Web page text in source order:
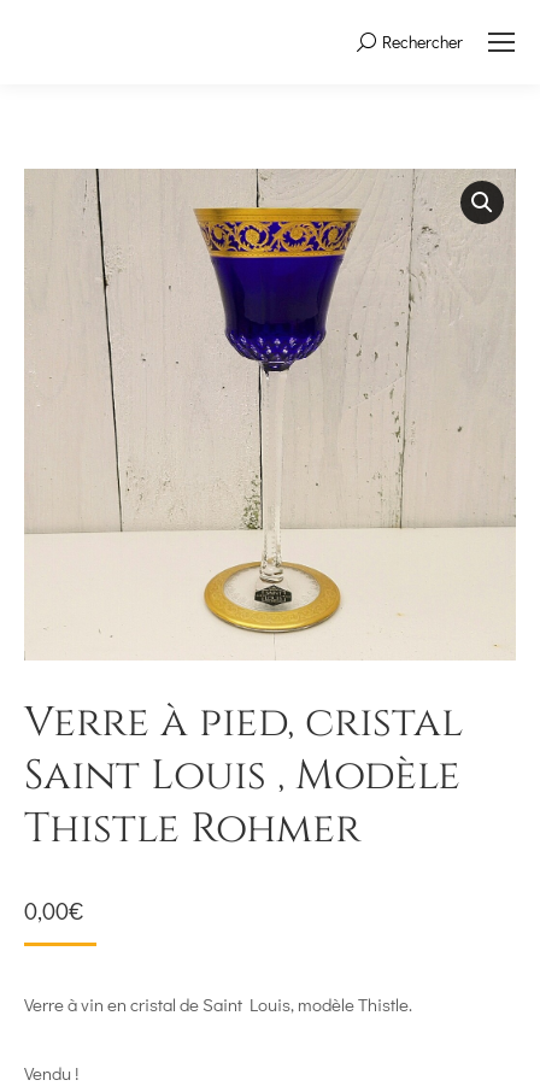
Search:Rechercher
Verre à pied, cristal
Saint Louis , Modèle
Thistle Rohmer
0,00€
Verre à vin en cristal de Saint Louis, modèle Thistle.
Vendu !